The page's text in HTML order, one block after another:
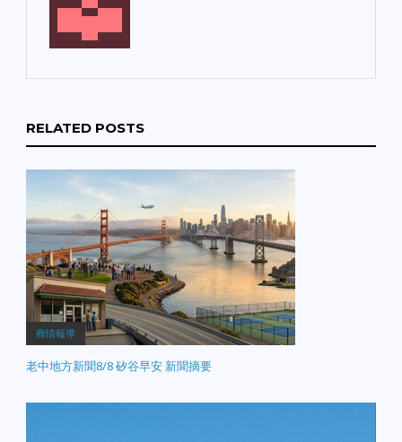
RELATED POSTS
商情報導
老中地方新聞8/8 矽谷早安 新聞摘要